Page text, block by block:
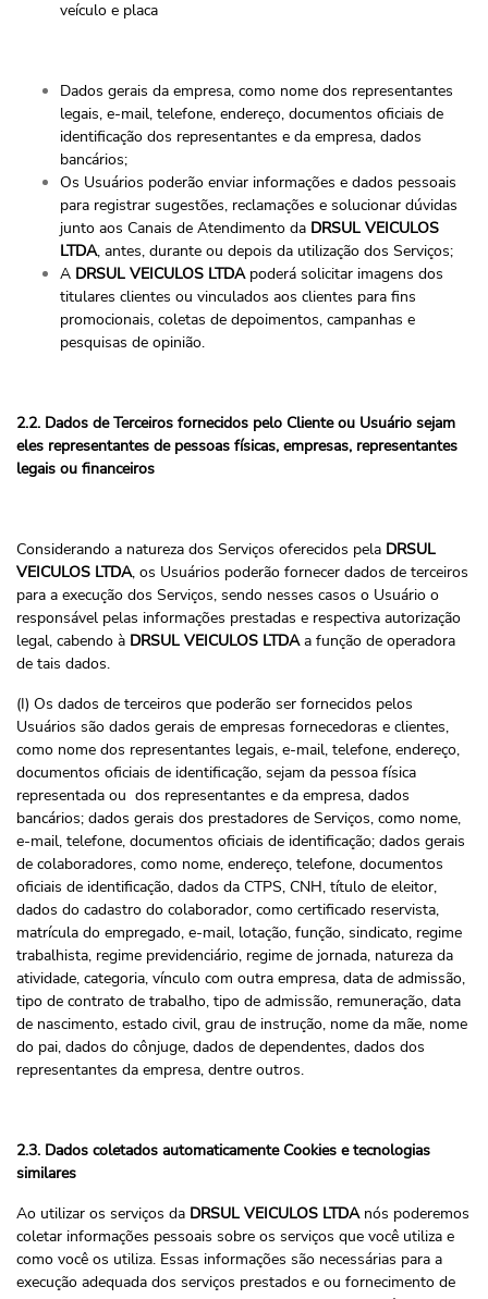
veículo e placa
Dados gerais da empresa, como nome dos representantes
legais, e-mail, telefone, endereço, documentos oficiais de
identificação dos representantes e da empresa, dados
bancários;
Os Usuários poderão enviar informações e dados pessoais
para registrar sugestões, reclamações e solucionar dúvidas
junto aos Canais de Atendimento da DRSUL VEICULOS
LTDA, antes, durante ou depois da utilização dos Serviços;
A DRSUL VEICULOS LTDApoderá solicitar imagens dos
titulares clientes ou vinculados aos clientes para fins
promocionais, coletas de depoimentos, campanhas e
pesquisas de opinião.
2.2. Dados de Terceiros fornecidos pelo Cliente ou Usuário sejam
eles representantes de pessoas físicas, empresas, representantes
legais ou financeiros
Considerando a natureza dos Serviços oferecidos pela DRSUL
VEICULOS LTDA, os Usuários poderão fornecer dados de terceiros
para a execução dos Serviços, sendo nesses casos o Usuário o
responsável pelas informações prestadas e respectiva autorização
legal, cabendo à DRSUL VEICULOS LTDAa função de operadora
de tais dados.
(I) Os dados de terceiros que poderão ser fornecidos pelos
Usuários são dados gerais de empresas fornecedoras e clientes,
como nome dos representantes legais, e-mail, telefone, endereço,
documentos oficiais de identificação, sejam da pessoa física
representada ou dos representantes e da empresa, dados
bancários; dados gerais dos prestadores de Serviços, como nome,
e-mail, telefone, documentos oficiais de identificação; dados gerais
de colaboradores, como nome, endereço, telefone, documentos
oficiais de identificação, dados da CTPS, CNH, título de eleitor,
dados do cadastro do colaborador, como certificado reservista,
matrícula do empregado, e-mail, lotação, função, sindicato, regime
trabalhista, regime previdenciário, regime de jornada, natureza da
atividade, categoria, vínculo com outra empresa, data de admissão,
tipo de contrato de trabalho, tipo de admissão, remuneração, data
de nascimento, estado civil, grau de instrução, nome da mãe, nome
do pai, dados do cônjuge, dados de dependentes, dados dos
representantes da empresa, dentre outros.
2.3. Dados coletados automaticamente Cookies e tecnologias
similares
Ao utilizar os serviços da DRSUL VEICULOS LTDAnós poderemos
coletar informações pessoais sobre os serviços que você utiliza e
como você os utiliza. Essas informações são necessárias para a
execução adequada dos serviços prestados e ou fornecimento de